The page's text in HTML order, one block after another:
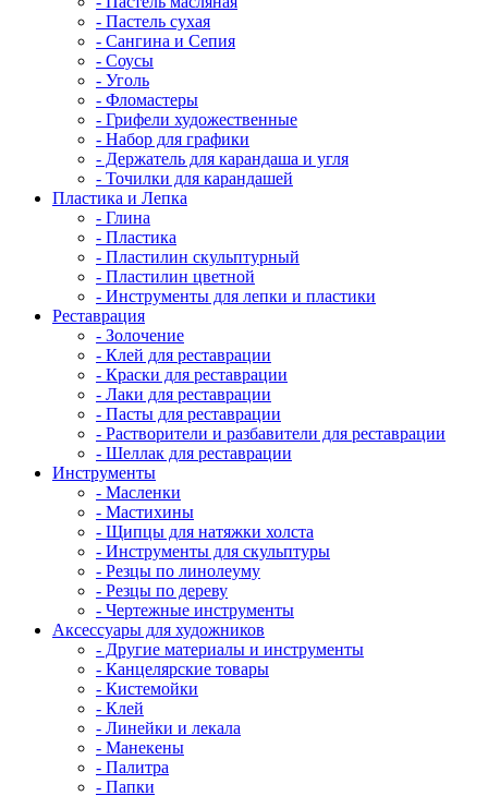
- Пастель сухая
- Сангина и Сепия
- Соусы
- Уголь
- Фломастеры
- Грифели художественные
- Набор для графики
- Держатель для карандаша и угля
- Точилки для карандашей
Пластика и Лепка
- Глина
- Пластика
- Пластилин скульптурный
- Пластилин цветной
- Инструменты для лепки и пластики
Реставрация
- Золочение
- Клей для реставрации
- Краски для реставрации
- Лаки для реставрации
- Пасты для реставрации
- Растворители и разбавители для реставрации
- Шеллак для реставрации
Инструменты
- Масленки
- Мастихины
- Щипцы для натяжки холста
- Инструменты для скульптуры
- Резцы по линолеуму
- Резцы по дереву
- Чертежные инструменты
Аксессуары для художников
- Другие материалы и инструменты
- Канцелярские товары
- Кистемойки
- Клей
- Линейки и лекала
- Манекены
- Палитра
- Папки